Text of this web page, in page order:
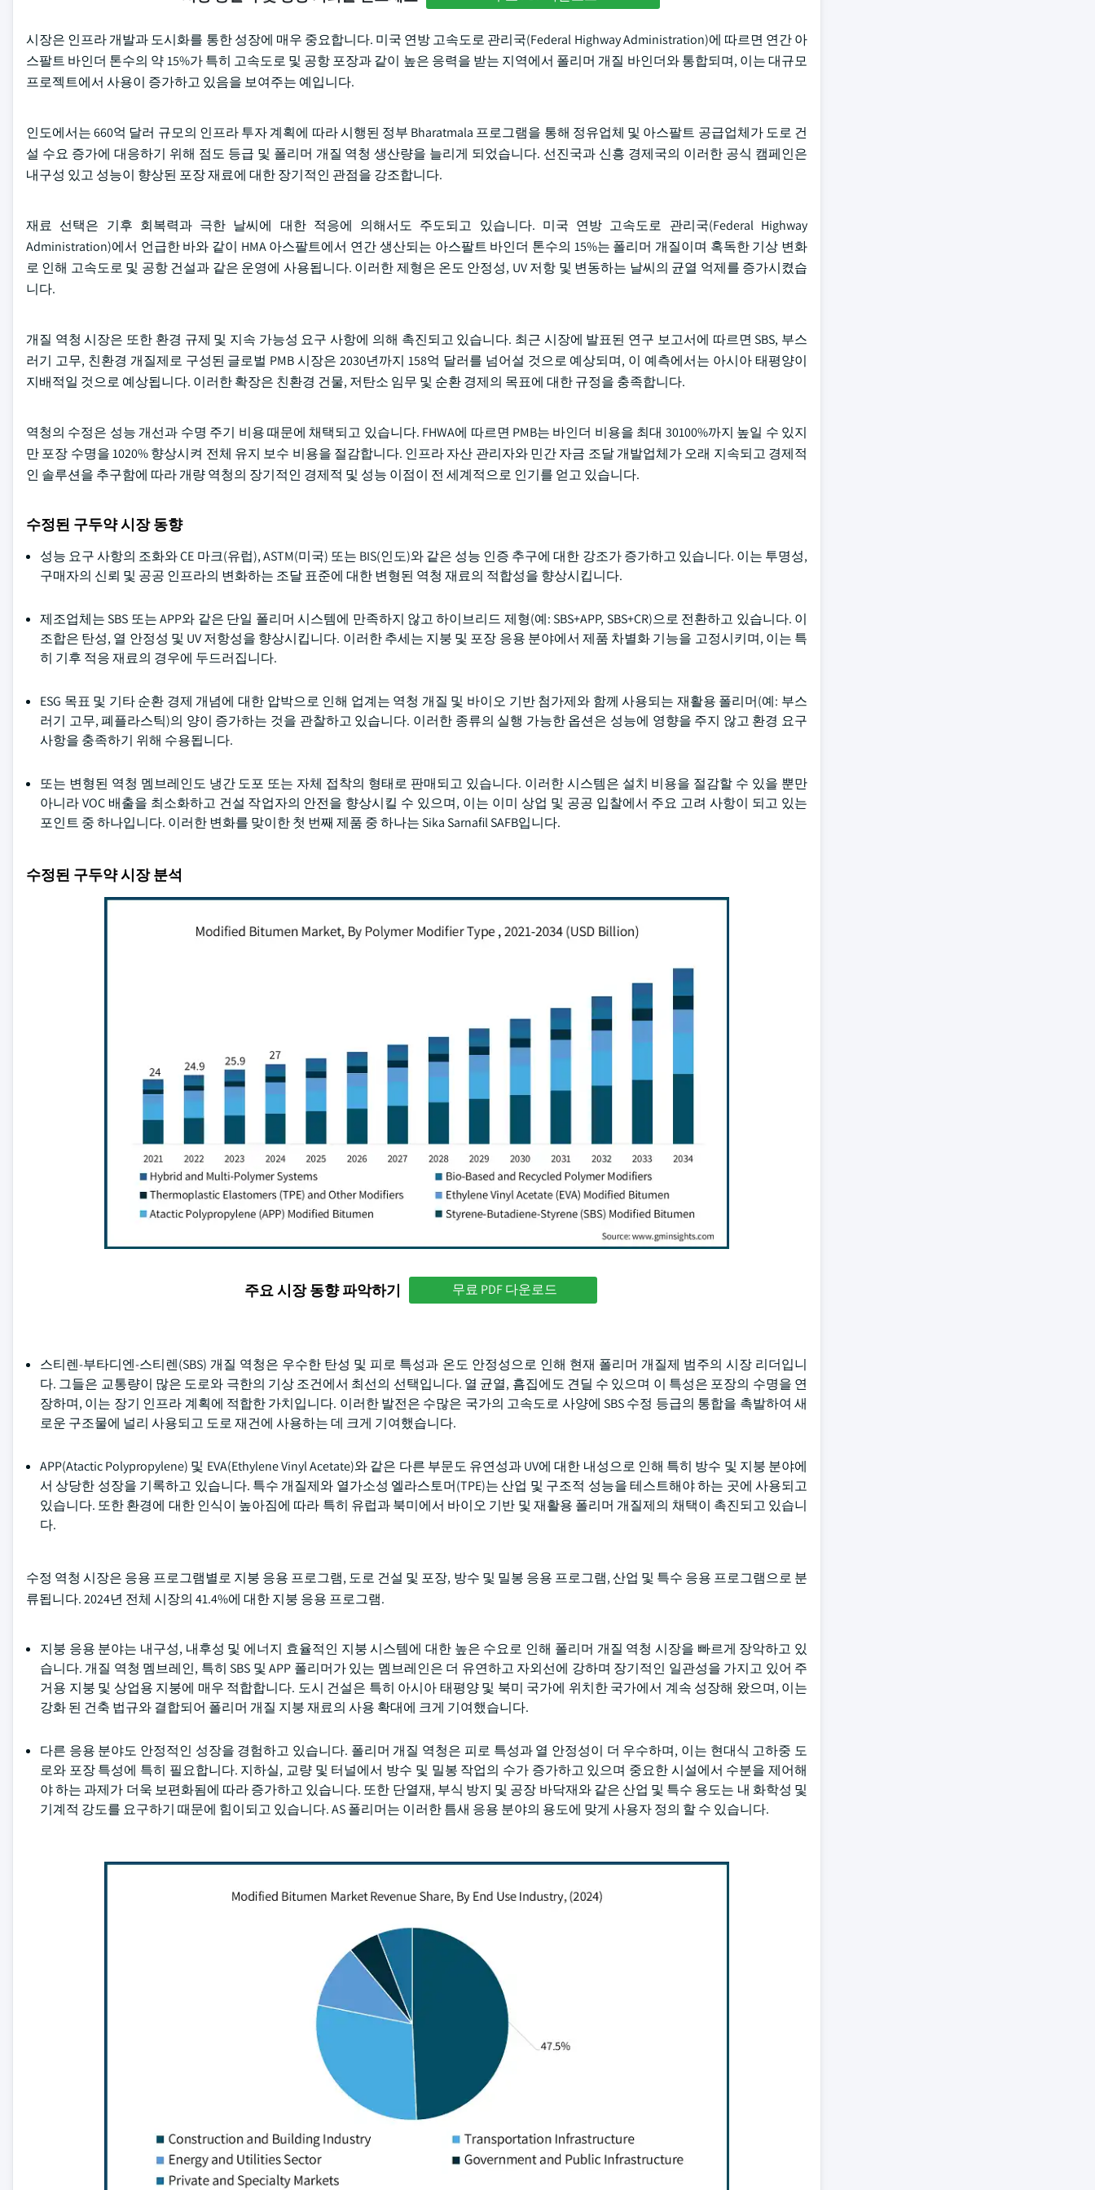
시장은 인프라 개발과 도시화를 통한 성장에 매우 중요합니다. 미국 연방 고속도로 관리국(Federal Highway Administration)에 따르면 연간 아
스팔트 바인더 톤수의 약 15%가 특히 고속도로 및 공항 포장과 같이 높은 응력을 받는 지역에서 폴리머 개질 바인더와 통합되며, 이는 대규모
프로젝트에서 사용이 증가하고 있음을 보여주는 예입니다.
인도에서는 660억 달러 규모의 인프라 투자 계획에 따라 시행된 정부 Bharatmala 프로그램을 통해 정유업체 및 아스팔트 공급업체가 도로 건
설 수요 증가에 대응하기 위해 점도 등급 및 폴리머 개질 역청 생산량을 늘리게 되었습니다. 선진국과 신흥 경제국의 이러한 공식 캠페인은
내구성 있고 성능이 향상된 포장 재료에 대한 장기적인 관점을 강조합니다.
재료 선택은 기후 회복력과 극한 날씨에 대한 적응에 의해서도 주도되고 있습니다. 미국 연방 고속도로 관리국(Federal Highway
Administration)에서 언급한 바와 같이 HMA 아스팔트에서 연간 생산되는 아스팔트 바인더 톤수의 15%는 폴리머 개질이며 혹독한 기상 변화
로 인해 고속도로 및 공항 건설과 같은 운영에 사용됩니다. 이러한 제형은 온도 안정성, UV 저항 및 변동하는 날씨의 균열 억제를 증가시켰습
니다.
개질 역청 시장은 또한 환경 규제 및 지속 가능성 요구 사항에 의해 촉진되고 있습니다. 최근 시장에 발표된 연구 보고서에 따르면 SBS, 부스
러기 고무, 친환경 개질제로 구성된 글로벌 PMB 시장은 2030년까지 158억 달러를 넘어설 것으로 예상되며, 이 예측에서는 아시아 태평양이
지배적일 것으로 예상됩니다. 이러한 확장은 친환경 건물, 저탄소 임무 및 순환 경제의 목표에 대한 규정을 충족합니다.
역청의 수정은 성능 개선과 수명 주기 비용 때문에 채택되고 있습니다. FHWA에 따르면 PMB는 바인더 비용을 최대 30100%까지 높일 수 있지
만 포장 수명을 1020% 향상시켜 전체 유지 보수 비용을 절감합니다. 인프라 자산 관리자와 민간 자금 조달 개발업체가 오래 지속되고 경제적
인 솔루션을 추구함에 따라 개량 역청의 장기적인 경제적 및 성능 이점이 전 세계적으로 인기를 얻고 있습니다.
수정된 구두약 시장 동향
성능 요구 사항의 조화와 CE 마크(유럽), ASTM(미국) 또는 BIS(인도)와 같은 성능 인증 추구에 대한 강조가 증가하고 있습니다. 이는 투명성,
구매자의 신뢰 및 공공 인프라의 변화하는 조달 표준에 대한 변형된 역청 재료의 적합성을 향상시킵니다.
제조업체는 SBS 또는 APP와 같은 단일 폴리머 시스템에 만족하지 않고 하이브리드 제형(예: SBS+APP, SBS+CR)으로 전환하고 있습니다. 이
조합은 탄성, 열 안정성 및 UV 저항성을 향상시킵니다. 이러한 추세는 지붕 및 포장 응용 분야에서 제품 차별화 기능을 고정시키며, 이는 특
히 기후 적응 재료의 경우에 두드러집니다.
ESG 목표 및 기타 순환 경제 개념에 대한 압박으로 인해 업계는 역청 개질 및 바이오 기반 첨가제와 함께 사용되는 재활용 폴리머(예: 부스
러기 고무, 폐플라스틱)의 양이 증가하는 것을 관찰하고 있습니다. 이러한 종류의 실행 가능한 옵션은 성능에 영향을 주지 않고 환경 요구
사항을 충족하기 위해 수용됩니다.
또는 변형된 역청 멤브레인도 냉간 도포 또는 자체 접착의 형태로 판매되고 있습니다. 이러한 시스템은 설치 비용을 절감할 수 있을 뿐만
아니라 VOC 배출을 최소화하고 건설 작업자의 안전을 향상시킬 수 있으며, 이는 이미 상업 및 공공 입찰에서 주요 고려 사항이 되고 있는
포인트 중 하나입니다. 이러한 변화를 맞이한 첫 번째 제품 중 하나는 Sika Sarnafil SAFB입니다.
수정된 구두약 시장 분석
주요 시장 동향 파악하기 무료 PDF 다운로드
스티렌-부타디엔-스티렌(SBS) 개질 역청은 우수한 탄성 및 피로 특성과 온도 안정성으로 인해 현재 폴리머 개질제 범주의 시장 리더입니
다. 그들은 교통량이 많은 도로와 극한의 기상 조건에서 최선의 선택입니다. 열 균열, 흠집에도 견딜 수 있으며 이 특성은 포장의 수명을 연
장하며, 이는 장기 인프라 계획에 적합한 가치입니다. 이러한 발전은 수많은 국가의 고속도로 사양에 SBS 수정 등급의 통합을 촉발하여 새
로운 구조물에 널리 사용되고 도로 재건에 사용하는 데 크게 기여했습니다.
APP(Atactic Polypropylene) 및 EVA(Ethylene Vinyl Acetate)와 같은 다른 부문도 유연성과 UV에 대한 내성으로 인해 특히 방수 및 지붕 분야에
서 상당한 성장을 기록하고 있습니다. 특수 개질제와 열가소성 엘라스토머(TPE)는 산업 및 구조적 성능을 테스트해야 하는 곳에 사용되고
있습니다. 또한 환경에 대한 인식이 높아짐에 따라 특히 유럽과 북미에서 바이오 기반 및 재활용 폴리머 개질제의 채택이 촉진되고 있습니
다.
수정 역청 시장은 응용 프로그램별로 지붕 응용 프로그램, 도로 건설 및 포장, 방수 및 밀봉 응용 프로그램, 산업 및 특수 응용 프로그램으로 분
류됩니다. 2024년 전체 시장의 41.4%에 대한 지붕 응용 프로그램.
지붕 응용 분야는 내구성, 내후성 및 에너지 효율적인 지붕 시스템에 대한 높은 수요로 인해 폴리머 개질 역청 시장을 빠르게 장악하고 있
습니다. 개질 역청 멤브레인, 특히 SBS 및 APP 폴리머가 있는 멤브레인은 더 유연하고 자외선에 강하며 장기적인 일관성을 가지고 있어 주
거용 지붕 및 상업용 지붕에 매우 적합합니다. 도시 건설은 특히 아시아 태평양 및 북미 국가에 위치한 국가에서 계속 성장해 왔으며, 이는
강화 된 건축 법규와 결합되어 폴리머 개질 지붕 재료의 사용 확대에 크게 기여했습니다.
다른 응용 분야도 안정적인 성장을 경험하고 있습니다. 폴리머 개질 역청은 피로 특성과 열 안정성이 더 우수하며, 이는 현대식 고하중 도
로와 포장 특성에 특히 필요합니다. 지하실, 교량 및 터널에서 방수 및 밀봉 작업의 수가 증가하고 있으며 중요한 시설에서 수분을 제어해
야 하는 과제가 더욱 보편화됨에 따라 증가하고 있습니다. 또한 단열재, 부식 방지 및 공장 바닥재와 같은 산업 및 특수 용도는 내 화학성 및
기계적 강도를 요구하기 때문에 힘이되고 있습니다. AS 폴리머는 이러한 틈새 응용 분야의 용도에 맞게 사용자 정의 할 수 있습니다.